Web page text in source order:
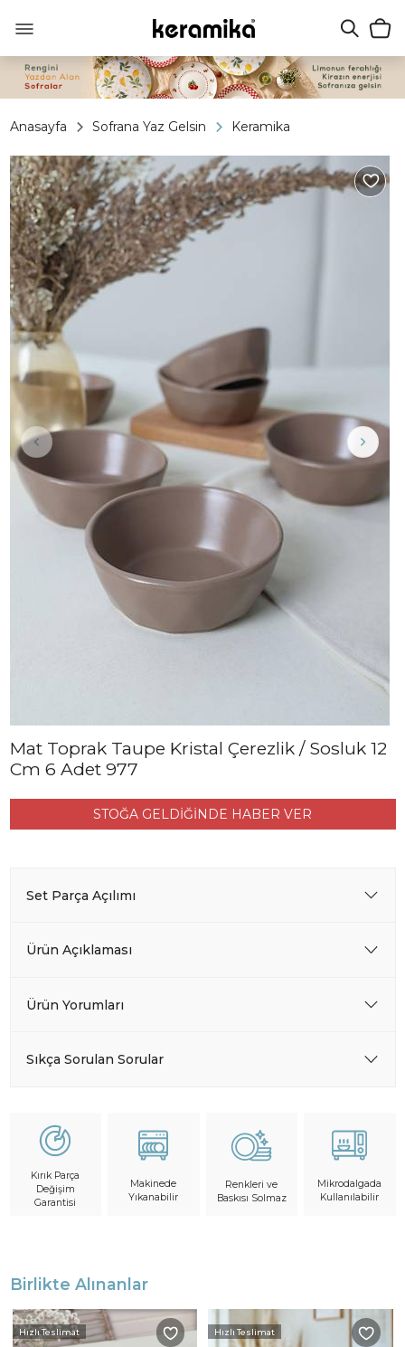
Anasayfa Sofrana Yaz Gelsin Keramika
Mat Toprak Taupe Kristal Çerezlik / Sosluk 12
Cm 6 Adet 977
STOĞA GELDİĞİNDE HABER VER
Set Parça Açılımı
Ürün Açıklaması
Ürün Yorumları
Sıkça Sorulan Sorular
Kırık Parça
Değişim
Garantisi
Makinede
Yıkanabilir
Renkleri ve
Baskısı Solmaz
Mikrodalgada
Kullanılabilir
Birlikte Alınanlar
Hızlı Teslimat Hızlı Teslimat